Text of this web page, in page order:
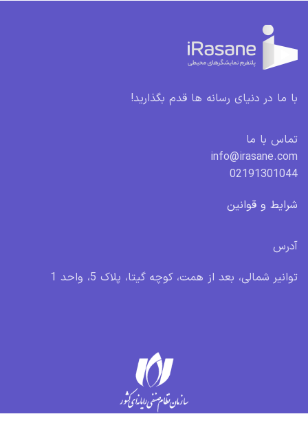
با ما در دنیای رسانه ها قدم بگذارید!
تماس با ما
info@irasane.com
02191301044
شرایط و قوانین
آدرس
توانیر شمالی، بعد از همت، کوچه گیتا، پلاک 5، واحد 1